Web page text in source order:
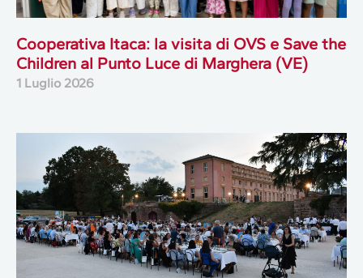
Cooperativa Itaca: la visita di OVS e Save the
Children al Punto Luce di Marghera (VE)
1 Luglio 2026